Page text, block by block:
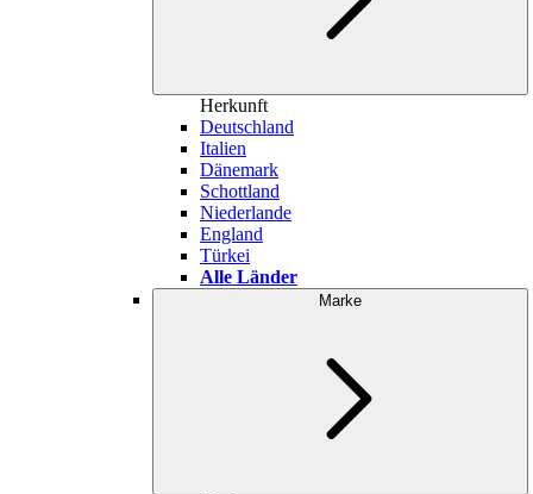
Herkunft
Deutschland
Italien
Dänemark
Schottland
Niederlande
England
Türkei
Alle Länder
Marke